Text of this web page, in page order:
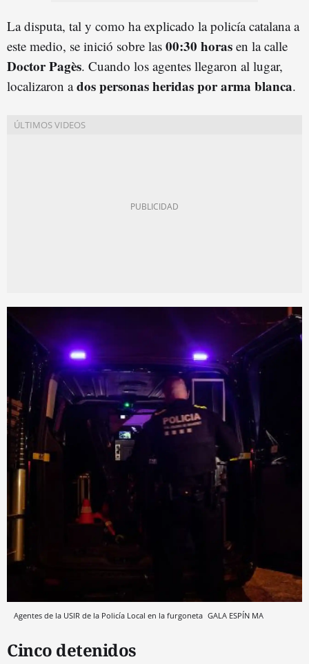
La disputa, tal y como ha explicado la policía catalana a
este medio, se inició sobre las 00:30 horas en la calle
Doctor Pagès. Cuando los agentes llegaron al lugar,
localizaron ados personas heridas por arma blanca.
Agentes de la USIR de la Policía Local en la furgoneta GALA ESPÍN MA
Cinco detenidos